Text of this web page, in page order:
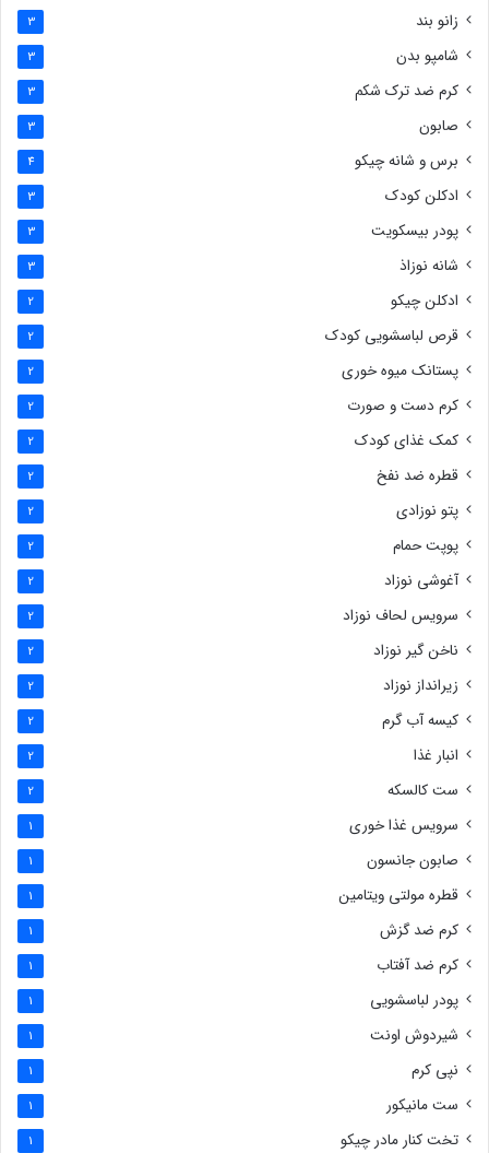
زانو بند 3
شامپو بدن 3
کرم ضد ترک شکم 3
صابون 3
برس و شانه چیکو 4
ادکلن کودک 3
پودر بیسکویت 3
شانه نوزاذ 3
ادکلن چیکو 2
قرص لباسشویی کودک 2
پستانک میوه خوری 2
کرم دست و صورت 2
کمک غذای کودک 2
قطره ضد نفخ 2
پتو نوزادی 2
پوپت حمام 2
آغوشی نوزاد 2
سرویس لحاف نوزاد 2
ناخن گیر نوزاد 2
زیرانداز نوزاد 2
کیسه آب گرم 2
انبار غذا 2
ست کالسکه 2
سرویس غذا خوری 1
صابون جانسون 1
قطره مولتی ویتامین 1
کرم ضد گزش 1
کرم ضد آفتاب 1
پودر لباسشویی 1
شیردوش اونت 1
نپی کرم 1
ست مانیکور 1
تخت کنار مادر چیکو 1